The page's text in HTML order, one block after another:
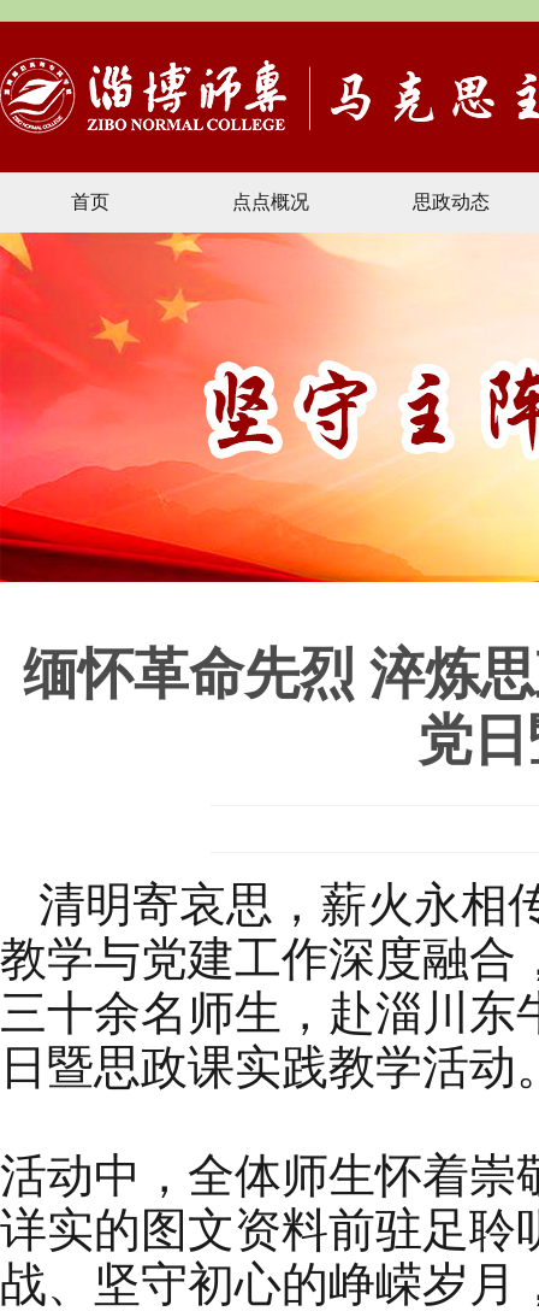
首页 点点概况 思政动态
缅怀革命先烈 淬炼
党
清明寄哀思，薪火永相
教学与党建工作深度融合
三十余名师生，赴淄川
日暨思政课实践教学活动
活动中，全体师生怀着崇
详实的图文资料前驻足聆
战、坚守初心的峥嵘岁月